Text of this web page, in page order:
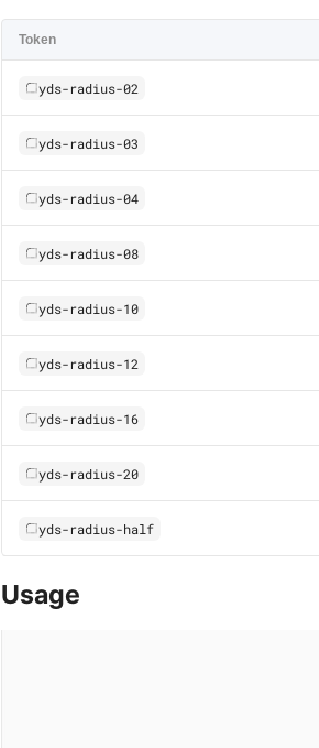
Token
yds-radius-02
yds-radius-03
yds-radius-04
yds-radius-08
yds-radius-10
yds-radius-12
yds-radius-16
yds-radius-20
yds-radius-half
Usage